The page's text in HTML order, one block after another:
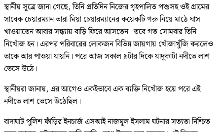
স্থানীয় সূত্রে জানা গেছে, তিনি প্রতিদিন নিজের গৃহপালিত পশুসহ ওই গ্রামের
সাবেক চেয়ারম্যান তারা মিয়া চেয়ারম্যানের কয়েকটি গরু নিয়ে মাঠে ঘাস
খাওয়াতেন আবার সন্ধ্যায় বাড়ি ফিরে আসতেন। তবে গত সোমবার তিনি
নিখোঁজ হন। এরপর পরিবারের লোকজন বিভিন্ন জায়গায় খোঁজাখুঁজি করলেও
তাকে আর পাওয়া যায়নি। পরে আজ সকাল ৯টার দিকে যাদুকাটা নদীতে লাশ
ভেসে উঠে।
স্থানীয়রা জানায়, এর আগেও একইভাবে এক ব্যক্তি নিখোঁজ হয়ে পরে এই
নদীতে লাশ ভেসে উঠেছিল।
বাদাঘাট পুলিশ ফাঁড়ির ইনচার্জ এসআই নাজমুল ইসলাম ঘটনার সত্যতা নিশ্চিত